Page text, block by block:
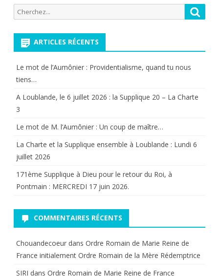
Recherche
pour:
ARTICLES RÉCENTS
Le mot de l’Aumônier : Providentialisme, quand tu nous
tiens…
A Loublande, le 6 juillet 2026 : la Supplique 20 – La Charte
3
Le mot de M. l’Aumônier : Un coup de maître…
La Charte et la Supplique ensemble à Loublande : Lundi 6
juillet 2026
171ème Supplique à Dieu pour le retour du Roi, à
Pontmain : MERCREDI 17 juin 2026.
COMMENTAIRES RÉCENTS
Chouandecoeur dans Ordre Romain de Marie Reine de
France initialement Ordre Romain de la Mère Rédemptrice
SIRI dans Ordre Romain de Marie Reine de France